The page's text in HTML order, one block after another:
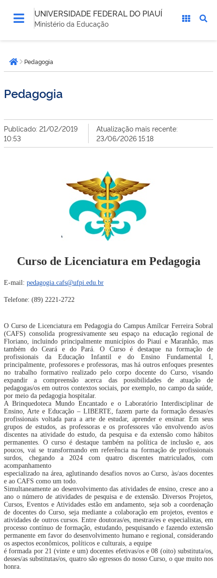
UNIVERSIDADE FEDERAL DO PIAUÍ
Ministério da Educação
está
aqui:Página inicial
Pedagogia
Pedagogia
Publicado: 21/02/2019
10:53
Atualização mais recente:
23/06/2026 15:18
Curso de Licenciatura em Pedagogia
E-mail: pedagogia.cafs@ufpi.edu.br
Telefone: (89) 2221-2722
O Curso de Licenciatura em Pedagogia do Campus Amílcar Ferreira Sobral
(CAFS) consolida progressivamente seu espaço na educação regional de
Floriano, incluindo principalmente municípios do Piauí e Maranhão, mas
também do Ceará e do Pará. O Curso é destaque na formação de
profissionais da Educação Infantil e do Ensino Fundamental I,
principalmente, professores e professoras, mas há outros enfoques presentes
no trabalho formativo realizado pelo corpo docente do Curso, visando
expandir a compreensão acerca das possibilidades de atuação de
pedagogas/os em outros contextos sociais, por exemplo, no campo da saúde,
por meio da pedagogia hospitalar.
A Brinquedoteca Mundo Encantado e o Laboratório Interdisciplinar de
Ensino, Arte e Educação – LIBERTE, fazem parte da formação dessas/es
profissionais voltada para a arte de estudar, aprender e ensinar. Em seus
grupos de estudos, as professoras e os professores vão envolvendo as/os
discentes na atividade do estudo, da pesquisa e da extensão como hábitos
permanentes. O curso é destaque também na política de inclusão e, aos
poucos, vai se transformando em referência na formação de profissionais
surdos, chegando a 2024 com quatro discentes matriculados, com
acompanhamento
especializado na área, aglutinando desafios novos ao Curso, às/aos docentes
e ao CAFS como um todo.
Simultaneamente ao desenvolvimento das atividades de ensino, cresce ano a
ano o número de atividades de pesquisa e de extensão. Diversos Projetos,
Cursos, Eventos e Atividades estão em andamento, seja sob a coordenação
de docentes do Curso, seja mediante a colaboração em projetos, eventos e
atividades de outros cursos. Entre doutoras/es, mestras/es e especialistas, em
processo contínuo de formação, estudando, pesquisando e fazendo extensão
permanente em favor do desenvolvimento humano e regional, considerando
os aspectos econômicos, políticos e culturais, a equipe
é formada por 21 (vinte e um) docentes efetivas/os e 08 (oito) substituta/os,
desses/as substitutas/os, quatro são egressos do nosso Curso, o que muito nos
honra.